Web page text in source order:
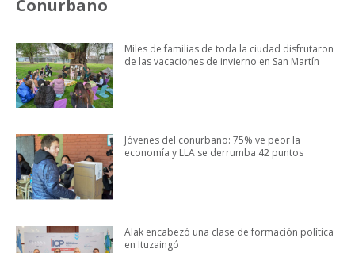
Conurbano
Miles de familias de toda la ciudad disfrutaron
de las vacaciones de invierno en San Martín
Jóvenes del conurbano: 75% ve peor la
economía y LLA se derrumba 42 puntos
Alak encabezó una clase de formación política
en Ituzaingó